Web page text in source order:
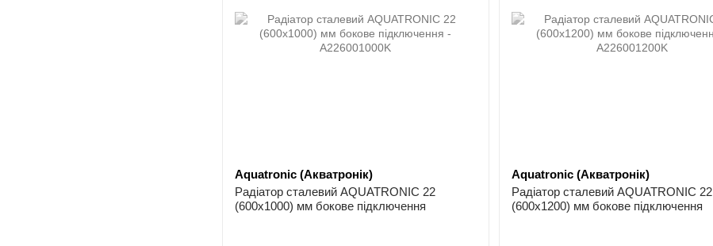
Aquatronic (Акватронік)
Радіатор сталевий AQUATRONIC 22
(600x1000) мм бокове підключення
Aquatronic (Акватронік)
Радіатор сталевий AQUATRONIC 22
(600x1200) мм бокове підключення